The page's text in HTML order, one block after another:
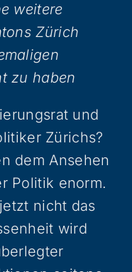
weitere
Zürich
zu haben
und
Zürichs?
dem Ansehen
Politik enorm.
nicht das
wird